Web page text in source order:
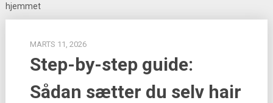
hjemmet
MARTS 11, 2026
Step-by-step guide:
Sådan sætter du selv hair